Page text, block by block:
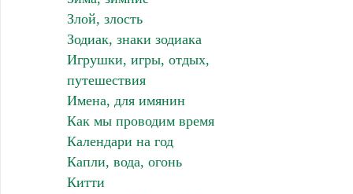
Злой, злость
Зодиак, знаки зодиака
Игрушки, игры, отдых,
путешествия
Имена, для имянин
Как мы проводим время
Календари на год
Капли, вода, огонь
Китти